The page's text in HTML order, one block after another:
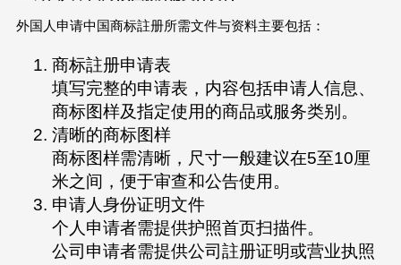
外国人申请中国商标註册所需文件与资料主要包括：
商标註册申请表
填写完整的申请表，内容包括申请人信息、
商标图样及指定使用的商品或服务类别。
清晰的商标图样
商标图样需清晰，尺寸一般建议在5至10厘
米之间，便于审查和公告使用。
申请人身份证明文件
个人申请者需提供护照首页扫描件。
公司申请者需提供公司註册证明或营业执照